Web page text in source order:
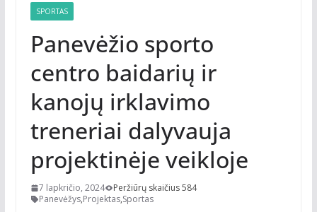
SPORTAS
Panevėžio sporto
centro baidarių ir
kanojų irklavimo
treneriai dalyvauja
projektinėje veikloje
7 lapkričio, 2024
Peržiūrų skaičius 584
Panevėžys,Projektas,Sportas